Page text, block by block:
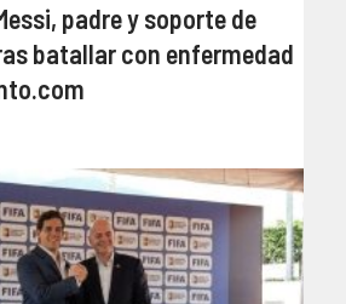
padre y soporte de
batallar con enfermedad